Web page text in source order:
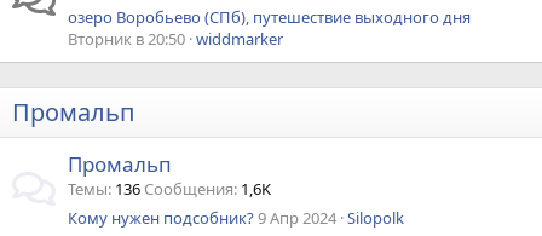
озеро Воробьево (СПб), путешествие выходного дня
Вторник в 20:50 widdmarker
Промальп
Промальп
Темы 136 Сообщения 1,6K
Кому нужен подсобник?9 Апр 2024 Silopolk